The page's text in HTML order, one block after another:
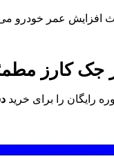
افزایش عمر خودرو
جک کارز
رایگان را برای خرید